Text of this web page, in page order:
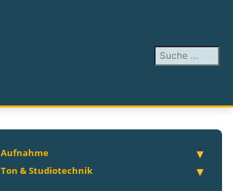
Suchen ...
Aufnahme
Ton & Studiotechnik